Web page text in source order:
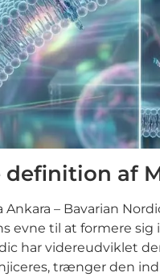
af
Ankara – Bavarian
evne til at formere
har videreudviklet
trænger den